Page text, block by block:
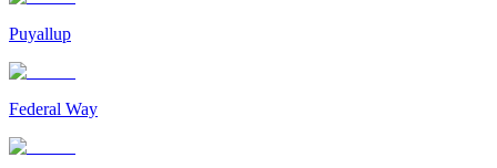
Puyallup
Federal Way